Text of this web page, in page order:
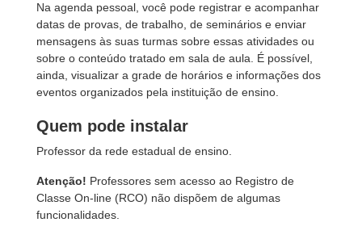
Na agenda pessoal, você pode registrar e acompanhar
datas de provas, de trabalho, de seminários e enviar
mensagens às suas turmas sobre essas atividades ou
sobre o conteúdo tratado em sala de aula. É possível,
ainda, visualizar a grade de horários e informações dos
eventos organizados pela instituição de ensino.
Quem pode instalar
Professor da rede estadual de ensino.
Atenção! Professores sem acesso ao Registro de
Classe On-line (RCO) não dispõem de algumas
funcionalidades.